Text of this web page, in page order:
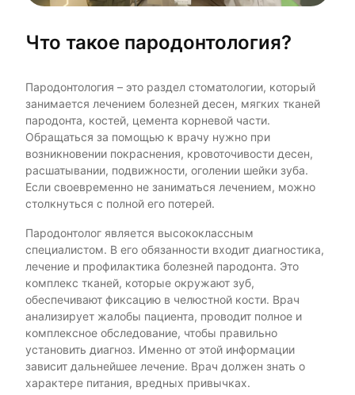
Что такое пародонтология?
Пародонтология – это раздел стоматологии, который
занимается лечением болезней десен, мягких тканей
пародонта, костей, цемента корневой части.
Обращаться за помощью к врачу нужно при
возникновении покраснения, кровоточивости десен,
расшатывании, подвижности, оголении шейки зуба.
Если своевременно не заниматься лечением, можно
столкнуться с полной его потерей.
Пародонтолог является высококлассным
специалистом. В его обязанности входит диагностика,
лечение и профилактика болезней пародонта. Это
комплекс тканей, которые окружают зуб,
обеспечивают фиксацию в челюстной кости. Врач
анализирует жалобы пациента, проводит полное и
комплексное обследование, чтобы правильно
установить диагноз. Именно от этой информации
зависит дальнейшее лечение. Врач должен знать о
характере питания, вредных привычках.